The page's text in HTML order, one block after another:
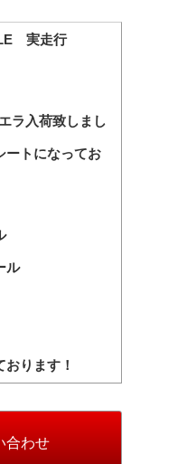
実走行
ラ入荷致しまし
ートになってお
ル
ります！